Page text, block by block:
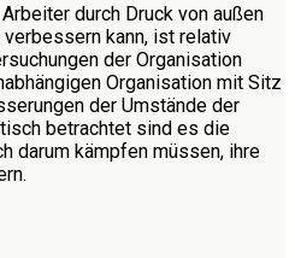
durch Druck von außen
kann, ist relativ
der Organisation
Organisation mit Sitz
der Umstände der
betrachtet sind es die
darum kämpfen müssen, ihre